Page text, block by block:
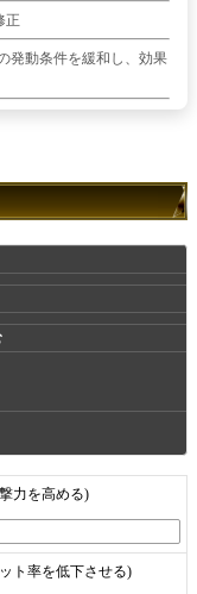
正
発動条件を緩和し、効果
力を高める)
ト率を低下させる)